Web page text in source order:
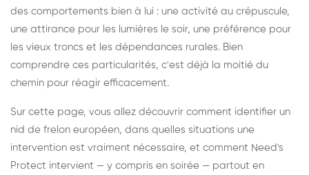
des comportements bien à lui : une activité au crépuscule,
une attirance pour les lumières le soir, une préférence pour
les vieux troncs et les dépendances rurales. Bien
comprendre ces particularités, c'est déjà la moitié du
chemin pour réagir efficacement.
Sur cette page, vous allez découvrir comment identifier un
nid de frelon européen, dans quelles situations une
intervention est vraiment nécessaire, et comment Need's
Protect intervient — y compris en soirée — partout en